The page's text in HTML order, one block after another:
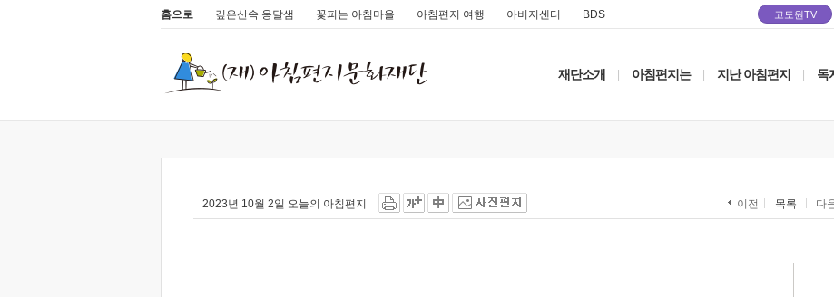
홈으로 깊은산속 옹달샘 꽃피는 아침마을 아침편지 여행 아버지센터 BDS 고도원TV
재단소개 아침편지는 지난 아침편지 독
2023년 10월 2일 오늘의 아침편지 이전 목록 다